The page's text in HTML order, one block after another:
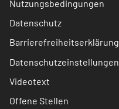
Nutzungsbedingungen
Datenschutz
Barrierefreiheitserklärung
Datenschutzeinstellungen
Videotext
Offene Stellen